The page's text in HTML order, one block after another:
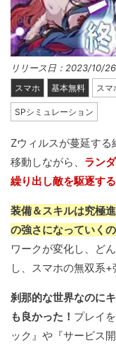
リリース日：2023/10/26
スマホ 基本無料 スマ
SPシミュレーション
Zウィルスが蔓延す
移動しながら、 ラン
繰り出し敵を駆逐す
装備＆スキルは究極
の強さになっていく
ワークが変化し、ど
し、スマホの無双系+
刹那的な世界なのに
も良かった！ プレイ
ック』や『サービス